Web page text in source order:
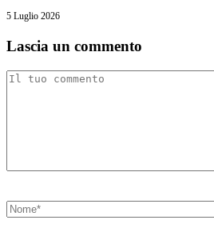
5 Luglio 2026
Lascia un commento